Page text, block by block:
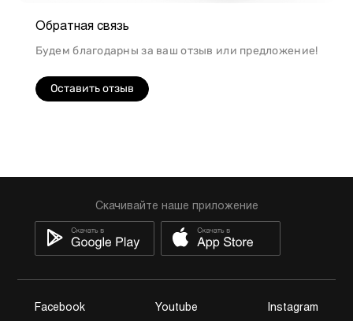
Обратная связь
Будем благодарны за ваш отзыв или предложение!
Оставить отзыв
Скачивайте наше приложение
Facebook Youtube Instagram